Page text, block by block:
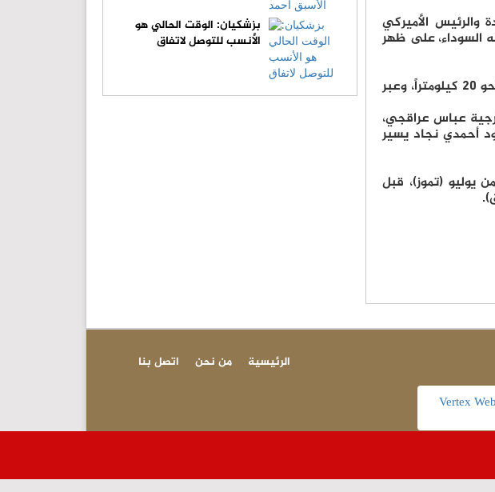
والرئيس الأميركي
السوداء، على ظهر
وامتد الموكب الجنائزي الذي اختتم بعد ظهر الاثنين، لقرابة عشر ساعات على مسافة نحو 20 كيلومتراً، وعبر
عباس عراقجي،
أحمدي نجاد يسير
(تموز)، قبل
بزشكيان: الوقت الحالي هو
الأنسب للتوصل لاتفاق
اتصل بنا من نحن الرئيسية